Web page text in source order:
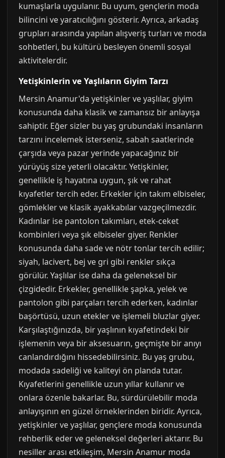
kumaşlarla uygulanır. Bu uyum, gençlerin moda
bilincini ve yaratıcılığını gösterir. Ayrıca, arkadaş
grupları arasında yapılan alışveriş turları ve moda
sohbetleri, bu kültürü besleyen önemli sosyal
aktivitelerdir.
Yetişkinlerin ve Yaşlıların Giyim Tarzı
Mersin Anamur'da yetişkinler ve yaşlılar, giyim
konusunda daha klasik ve zamansız bir anlayışa
sahiptir. Eğer sizler bu yaş grubundaki insanların
tarzını incelemek isterseniz, sabah saatlerinde
çarşıda veya pazar yerinde yapacağınız bir
yürüyüş size yeterli olacaktır. Yetişkinler,
genellikle iş hayatına uygun, şık ve rahat
kıyafetler tercih eder. Erkekler için takım elbiseler,
gömlekler ve klasik ayakkabılar vazgeçilmezdir.
Kadınlar ise pantolon takımları, etek-ceket
kombinleri veya şık elbiseler giyer. Renkler
konusunda daha sade ve nötr tonlar tercih edilir;
siyah, lacivert, bej ve gri gibi renkler sıkça
görülür. Yaşlılar ise daha da geleneksel bir
çizgidedir. Erkekler, genellikle şapka, yelek ve
pantolon gibi parçaları tercih ederken, kadınlar
başörtüsü, uzun etekler ve işlemeli bluzlar giyer.
Karşılaştığınızda, bir yaşlının kıyafetindeki bir
işlemenin veya bir aksesuarın, geçmişte bir anıyı
canlandırdığını hissedebilirsiniz. Bu yaş grubu,
modada sadeliği ve kaliteyi ön planda tutar.
Kıyafetlerini genellikle uzun yıllar kullanır ve
onlara özenle bakarlar. Bu, sürdürülebilir moda
anlayışının en güzel örneklerinden biridir. Ayrıca,
yetişkinler ve yaşlılar, gençlere moda konusunda
rehberlik eder ve geleneksel değerleri aktarır. Bu
nesiller arası etkileşim, Mersin Anamur moda